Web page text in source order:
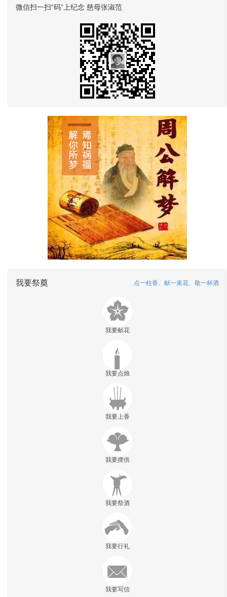
微信扫一扫“码”上纪念 慈母张淑范
我要祭奠 点一柱香、献一束花、敬一杯酒
我要献花
我要点烛
我要上香
我要摆供
我要祭酒
我要行礼
我要写信